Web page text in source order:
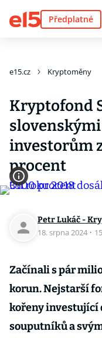
Předplatné
e15.cz Kryptoměny
Kryptofond
investorům
procent
Petr Lukáč -
18. srpna 2024 ·
Začínali s pár
korun. Nejstarší
kořeny investující
souputníků a